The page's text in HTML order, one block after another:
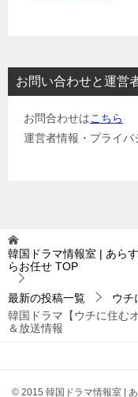
お問い合わせと運営
お問合わせはこちら
運営者情報・プライバ
韓国ドラマ情報室 | あら
らお任せ TOP
最新の投稿一覧
ウチ
韓国ドラマ【ウチに住む
＆放送情報
© 2015 韓国ドラマ情報室 |